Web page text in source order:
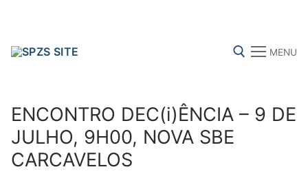
MENU
FENPROF CGTP-IN FRENTE COMUM
ENCONTRO DEC(i)ÊNCIA – 9 DE
JULHO, 9H00, NOVA SBE
CARCAVELOS